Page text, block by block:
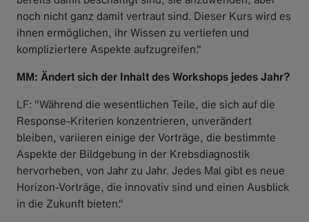
noch nicht ganz damit vertraut sind. Dieser Kurs wird es
ihnen ermöglichen, ihr Wissen zu vertiefen und
kompliziertere Aspekte aufzugreifen."
MM: Ändert sich der Inhalt des Workshops jedes Jahr?
LF: "Während die wesentlichen Teile, die sich auf die
Response-Kriterien konzentrieren, unverändert
bleiben, variieren einige der Vorträge, die bestimmte
Aspekte der Bildgebung in der Krebsdiagnostik
hervorheben, von Jahr zu Jahr. Jedes Mal gibt es neue
Horizon-Vorträge, die innovativ sind und einen Ausblick
in die Zukunft bieten."